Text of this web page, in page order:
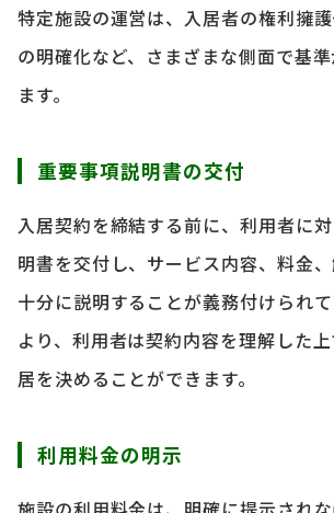
特定施設の運営は、入居者の権利擁
の明確化など、さまざまな側面で基
ます。
重要事項説明書の交付
入居契約を締結する前に、利用者に
明書を交付し、サービス内容、料金
十分に説明することが義務付けられ
より、利用者は契約内容を理解した
居を決めることができます。
利用料金の明示